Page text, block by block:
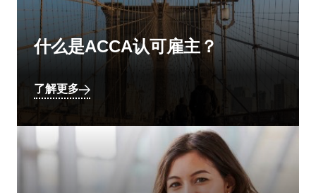
什么是ACCA认可雇主？
了解更多